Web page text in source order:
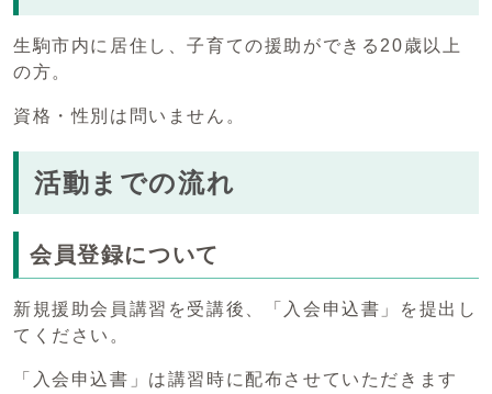
生駒市内に居住し、子育ての援助ができる20歳以上
の方。
資格・性別は問いません。
活動までの流れ
会員登録について
新規援助会員講習を受講後、「入会申込書」を提出し
てください。
「入会申込書」は講習時に配布させていただきます